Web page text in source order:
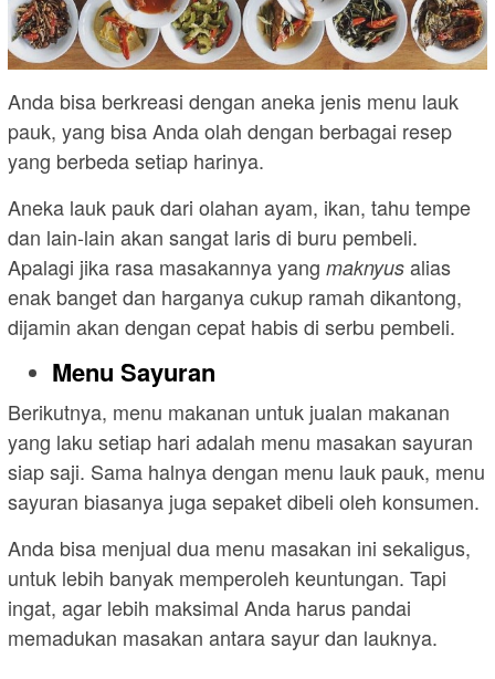
Anda bisa berkreasi dengan aneka jenis menu lauk
pauk, yang bisa Anda olah dengan berbagai resep
yang berbeda setiap harinya.
Aneka lauk pauk dari olahan ayam, ikan, tahu tempe
dan lain-lain akan sangat laris di buru pembeli.
Apalagi jika rasa masakannya yang maknyus alias
enak banget dan harganya cukup ramah dikantong,
dijamin akan dengan cepat habis di serbu pembeli.
Menu Sayuran
Berikutnya, menu makanan untuk jualan makanan
yang laku setiap hari adalah menu masakan sayuran
siap saji. Sama halnya dengan menu lauk pauk, menu
sayuran biasanya juga sepaket dibeli oleh konsumen.
Anda bisa menjual dua menu masakan ini sekaligus,
untuk lebih banyak memperoleh keuntungan. Tapi
ingat, agar lebih maksimal Anda harus pandai
memadukan masakan antara sayur dan lauknya.